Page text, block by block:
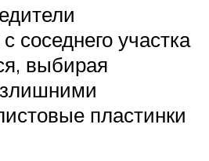
соседнего участка
выбирая
пластинки